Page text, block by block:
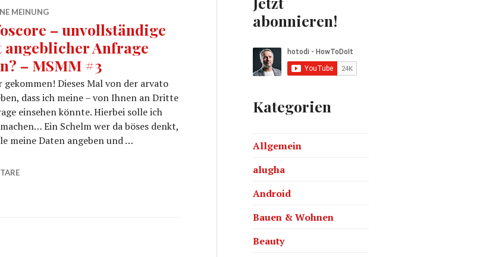
MEINUNG
– unvollständige
Anfrage
– MSMM #3
Dieses Mal von der arvato
dass ich meine – von Ihnen an Dritte
einsehen könnte. Hierbei solle ich
Ein Schelm wer da böses denkt,
meine Daten angeben und …
Anfrage verbessern? – MSMM #3
abonnieren!
Kategorien
Allgemein
alugha
Android
Bauen & Wohnen
Beauty